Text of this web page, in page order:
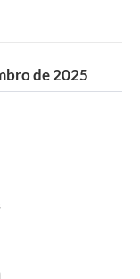
de 2025